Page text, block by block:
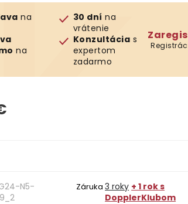
na
na
30 dní na
vrátenie
Konzultácia s
expertom
zadarmo
N5-
Záruka 3 roky + 1 rok s
DopplerKlubom